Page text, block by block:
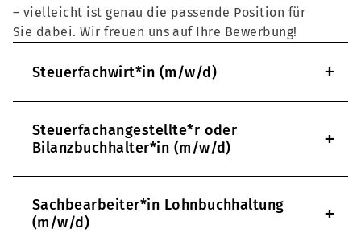
– vielleicht ist genau die passende Position für
Sie dabei. Wir freuen uns auf Ihre Bewerbung!
Steuerfachwirt*in (m/w/d) +
Steuerfachangestellte*r oder
Bilanzbuchhalter*in (m/w/d)
+
Sachbearbeiter*in Lohnbuchhaltung
(m/w/d)
+